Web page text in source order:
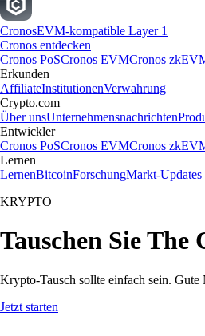
CronosEVM-kompatible Layer 1
Cronos entdecken
Cronos PoSCronos EVMCronos
Erkunden
AffiliateInstitutionenVerwahrung
Crypto.com
Über unsUnternehmensnachrichten
Entwickler
Cronos PoSCronos EVMCronos
Lernen
LernenBitcoinForschungMarkt-Updates
KRYPTO
Tauschen Sie
Krypto-Tausch sollte einfach sein.
Jetzt starten